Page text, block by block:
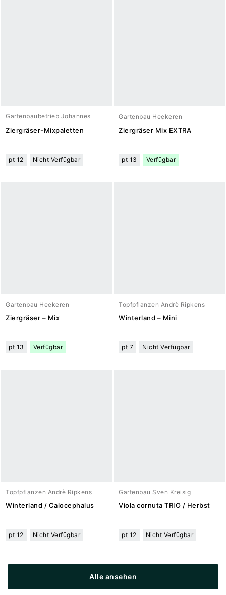
Gartenbaubetrieb Johannes
Meuwesen
Ziergräser-Mixpaletten
pt 12 Nicht Verfügbar
Gartenbau Heekeren
Ziergräser Mix EXTRA
pt 13 Verfügbar
Gartenbau Heekeren
Ziergräser – Mix
pt 13 Verfügbar
Topfpflanzen Andrè Ripkens
Winterland – Mini
pt 7 Nicht Verfügbar
Topfpflanzen Andrè Ripkens
Winterland / Calocephalus
pt 12 Nicht Verfügbar
Gartenbau Sven Kreisig
Viola cornuta TRIO / Herbst
pt 12 Nicht Verfügbar
Alle ansehen